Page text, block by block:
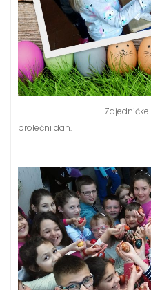
Zajedničke
prolećni dan.